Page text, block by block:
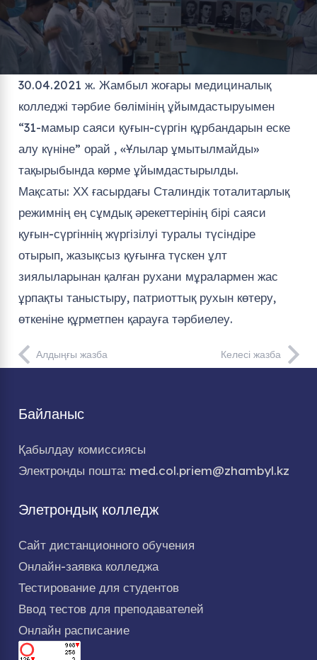
30.04.2021 ж. Жамбыл жоғары медициналық
колледжі тәрбие бөлімінің ұйымдастыруымен
“31-мамыр саяси қуғын-сүргін құрбандарын еске
алу күніне” орай , «Ұлылар ұмытылмайды»
тақырыбында көрме ұйымдастырылды.
Мақсаты: ХХ ғасырдағы Сталиндік тоталитарлық
режимнің ең сұмдық әрекеттерінің бірі саяси
қуғын-сүргіннің жүргізілуі туралы түсіндіре
отырып, жазықсыз қуғынға түскен ұлт
зиялыларынан қалған рухани мұралармен жас
ұрпақты таныстыру, патриоттық рухын көтеру,
өткеніне құрметпен қарауға тәрбиелеу.
Алдыңғы жазба Келесі жазба
Байланыс
Қабылдау комиссиясы
Электронды пошта: med.col.priem@zhambyl.kz
Элетрондық колледж
Сайт дистанционного обучения
Онлайн-заявка колледжа
Тестирование для студентов
Ввод тестов для преподавателей
Онлайн расписание